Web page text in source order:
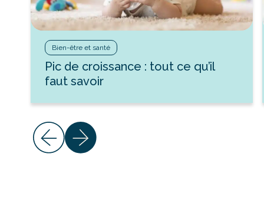
Bien-être et santé
Pic de croissance : tout ce qu’il
faut savoir